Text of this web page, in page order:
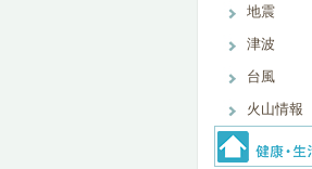
地震
津波
台風
火山情報